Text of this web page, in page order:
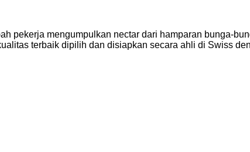
pekerja mengumpulkan nectar dari hamparan bunga-
terbaik dipilih dan disiapkan secara ahli di Swiss